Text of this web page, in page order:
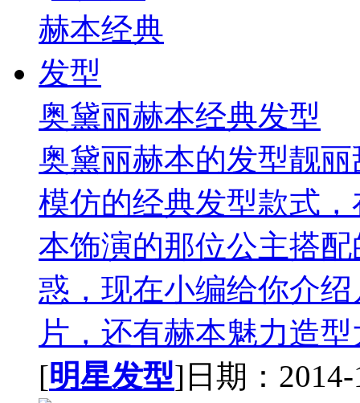
奥黛丽赫本经典发型
奥黛丽赫本的发型靓
模仿的经典发型款式
本饰演的那位公主搭
惑，现在小编给你介
片，还有赫本魅力造
[明星发型]日期：2014-